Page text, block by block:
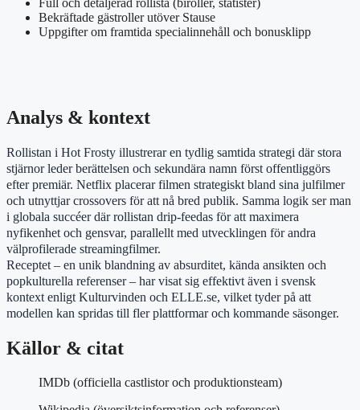
Full och detaljerad rollista (biroller, statister)
Bekräftade gästroller utöver Stause
Uppgifter om framtida specialinnehåll och bonusklipp
Analys & kontext
Rollistan i Hot Frosty illustrerar en tydlig samtida strategi där stora
stjärnor leder berättelsen och sekundära namn först offentliggörs
efter premiär. Netflix placerar filmen strategiskt bland sina julfilmer
och utnyttjar crossovers för att nå bred publik. Samma logik ser man
i globala succéer där rollistan drip-feedas för att maximera
nyfikenhet och gensvar, parallellt med utvecklingen för andra
välprofilerade streamingfilmer.
Receptet – en unik blandning av absurditet, kända ansikten och
popkulturella referenser – har visat sig effektivt även i svensk
kontext enligt Kulturvinden och ELLE.se, vilket tyder på att
modellen kan spridas till fler plattformar och kommande säsonger.
Källor & citat
IMDb (officiella castlistor och produktionsteam)